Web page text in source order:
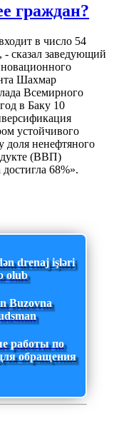
граждан?
в число 54
- сказал заведующий
Шахмар
Всемирного
в Баку 10
устойчивого
доля ненефтяного
(ВВП)
68%».
drenaj işləri
olub
Buzovna
работы по
обращения